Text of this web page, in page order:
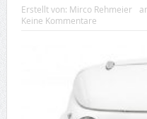
Erstellt von: Mirco Rehmeier
Keine Kommentare